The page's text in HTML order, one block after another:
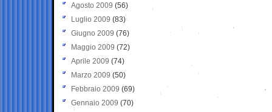
Agosto 2009 (56)
Luglio 2009 (83)
Giugno 2009 (76)
Maggio 2009 (72)
Aprile 2009 (74)
Marzo 2009 (50)
Febbraio 2009 (69)
Gennaio 2009 (70)